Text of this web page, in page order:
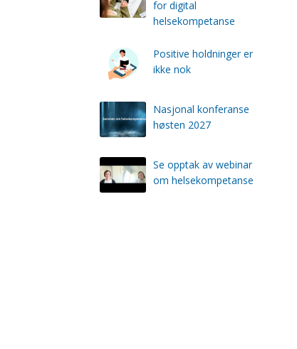
for digital
helsekompetanse
Positive holdninger er
ikke nok
Nasjonal konferanse
høsten 2027
Se opptak av webinar
om helsekompetanse